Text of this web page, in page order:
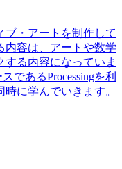
ブ・アートを制作して
内容は、アートや数学
る内容になっていま
であるProcessingを利
に学んでいきます。